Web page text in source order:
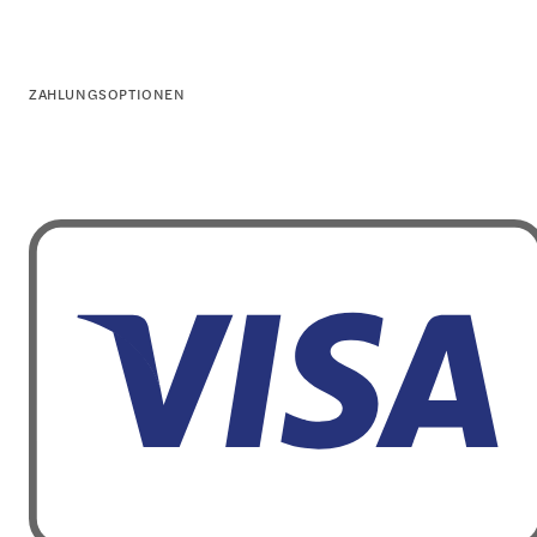
ZAHLUNGSOPTIONEN